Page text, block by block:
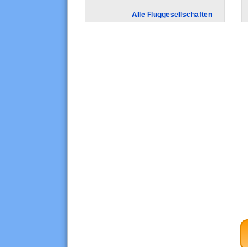
Alle Fluggesellschaften